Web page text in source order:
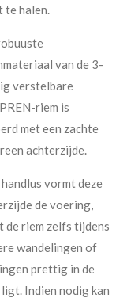
te halen.
van de 3-
verstelbare
riem is
met een zachte
achterzijde.
handlus vormt deze
de voering,
de riem zelfs tijdens
wandelingen of
prettig in de
ligt. Indien nodig kan